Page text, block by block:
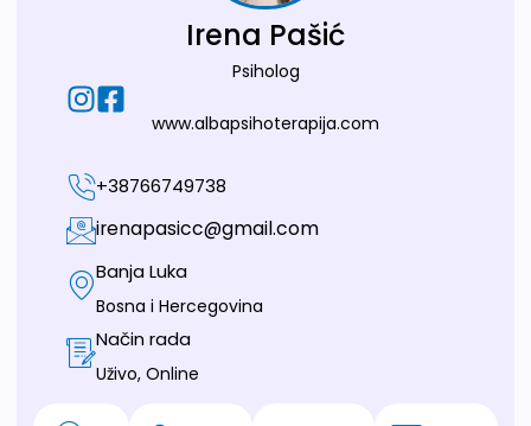
Irena Pašić
Psiholog
www.albapsihoterapija.com
+38766749738
irenapasicc@gmail.com
Banja Luka
Bosna i Hercegovina
Način rada
Uživo, Online